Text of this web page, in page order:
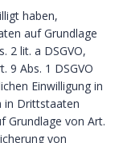
haben,
auf Grundlage
2 lit. a DSGVO,
9 Abs. 1 DSGVO
Einwilligung in
in Drittstaaten
Grundlage von Art.
von